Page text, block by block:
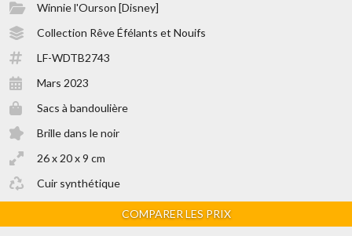
Winnie l'Ourson [Disney]
Collection Rêve Éfélants et Nouifs
LF-WDTB2743
Mars 2023
Sacs à bandoulière
Brille dans le noir
26 x 20 x 9 cm
Cuir synthétique
COMPARER LES PRIX